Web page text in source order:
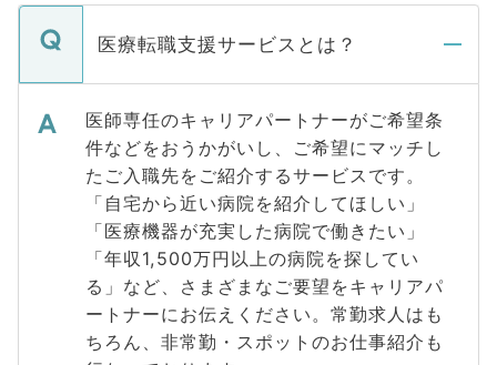
医療転職支援サービスとは？
医師専任のキャリアパートナーがご希望条
件などをおうかがいし、ご希望にマッチし
たご入職先をご紹介するサービスです。
「自宅から近い病院を紹介してほしい」
「医療機器が充実した病院で働きたい」
「年収1,500万円以上の病院を探してい
る」など、さまざまなご要望をキャリアパ
ートナーにお伝えください。常勤求人はも
ちろん、非常勤・スポットのお仕事紹介も